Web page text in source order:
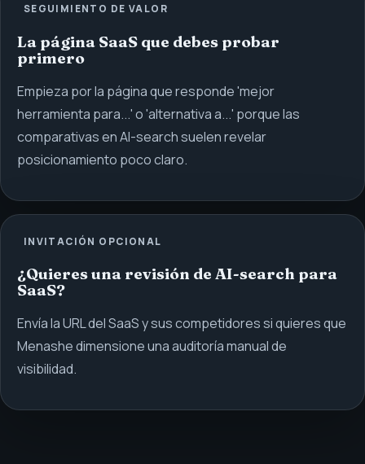
SEGUIMIENTO DE VALOR
La página SaaS que debes probar
primero
Empieza por la página que responde 'mejor
herramienta para...' o 'alternativa a...' porque las
comparativas en AI-search suelen revelar
posicionamiento poco claro.
INVITACIÓN OPCIONAL
¿Quieres una revisión de AI-search para
SaaS?
Envía la URL del SaaS y sus competidores si quieres que
Menashe dimensione una auditoría manual de
visibilidad.